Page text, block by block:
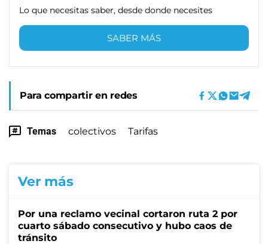
Lo que necesitas saber, desde donde necesites
SABER MÁS
Para compartir en redes
Temas colectivos Tarifas
Ver más
Por una reclamo vecinal cortaron ruta 2 por
cuarto sábado consecutivo y hubo caos de
tránsito